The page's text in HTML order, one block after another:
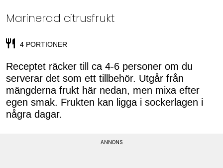
Marinerad citrusfrukt
4 PORTIONER
Receptet räcker till ca 4-6 personer om du
serverar det som ett tillbehör. Utgår från
mängderna frukt här nedan, men mixa efter
egen smak. Frukten kan ligga i sockerlagen i
några dagar.